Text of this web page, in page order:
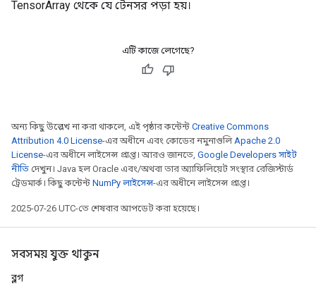
TensorArray থেকে যে টেনসর পড়া হয়।
এটি কাজে লেগেছে?
অন্য কিছু উল্লেখ না করা থাকলে, এই পৃষ্ঠার কন্টেন্ট Creative Commons
Attribution 4.0 License-এর অধীনে এবং কোডের নমুনাগুলিApache 2.0
License-এর অধীনে লাইসেন্স প্রাপ্ত। আরও জানতে, Google Developers সাইট
নীতি দেখুন। Java হল Oracle এবং/অথবা তার অ্যাফিলিয়েট সংস্থার রেজিস্টার্ড
ট্রেডমার্ক। কিছু কন্টেন্ট NumPy লাইসেন্স-এর অধীনে লাইসেন্স প্রাপ্ত।
2025-07-26 UTC-তে শেষবার আপডেট করা হয়েছে।
সবসময় যুক্ত থাকুন
ব্লগ